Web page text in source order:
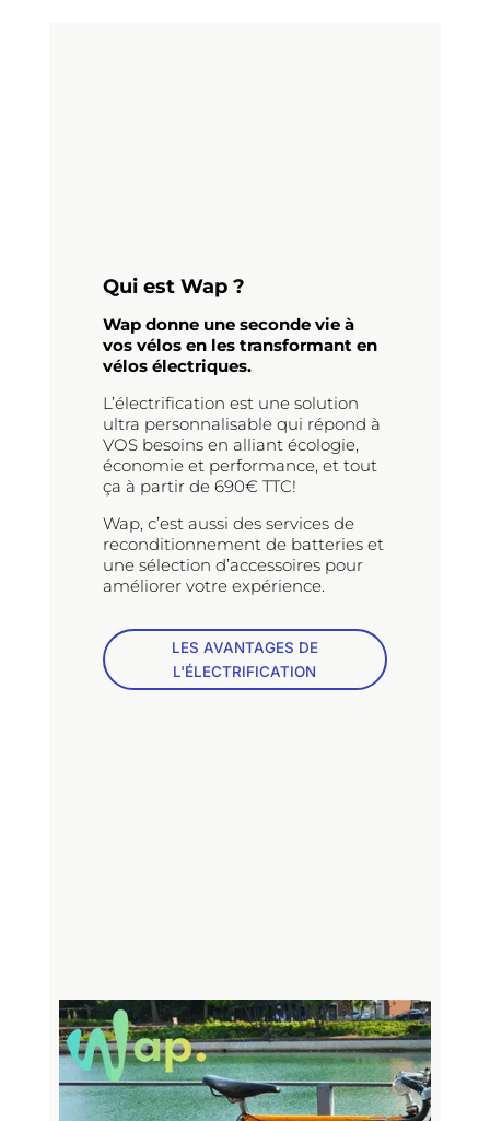
Qui est Wap ?
Wap donne une seconde vie à
vos vélos en les transformant en
vélos électriques.
L’électrification est une solution
ultra personnalisable qui répond à
VOS besoins en alliant écologie,
économie et performance, et tout
ça à partir de 690€ TTC!
Wap, c’est aussi des services de
reconditionnement de batteries et
une sélection d’accessoires pour
améliorer votre expérience.
LES AVANTAGES DE
L'ÉLECTRIFICATION